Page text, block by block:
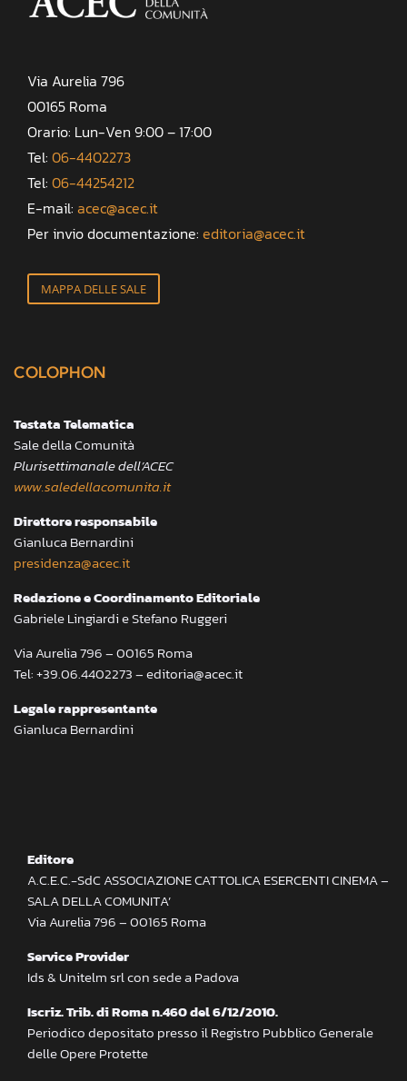
Via Aurelia 796
00165 Roma
Orario: Lun-Ven 9:00 – 17:00
Tel: 06-4402273
Tel: 06-44254212
E-mail: acec@acec.it
Per invio documentazione: editoria@acec.it
MAPPA DELLE SALE
COLOPHON
Testata Telematica
Sale della Comunità
Plurisettimanale dell’ACEC
www.saledellacomunita.it
Direttore responsabile
Gianluca Bernardini
presidenza@acec.it
Redazione e Coordinamento Editoriale
Gabriele Lingiardi e Stefano Ruggeri
Via Aurelia 796 – 00165 Roma
Tel: +39.06.4402273 – editoria@acec.it
Legale rappresentante
Gianluca Bernardini
Editore
A.C.E.C.-SdC ASSOCIAZIONE CATTOLICA ESERCENTI CINEMA –
SALA DELLA COMUNITA’
Via Aurelia 796 – 00165 Roma
Service Provider
Ids & Unitelm srl con sede a Padova
Iscriz. Trib. di Roma n.460 del 6/12/2010.
Periodico depositato presso il Registro Pubblico Generale
delle Opere Protette